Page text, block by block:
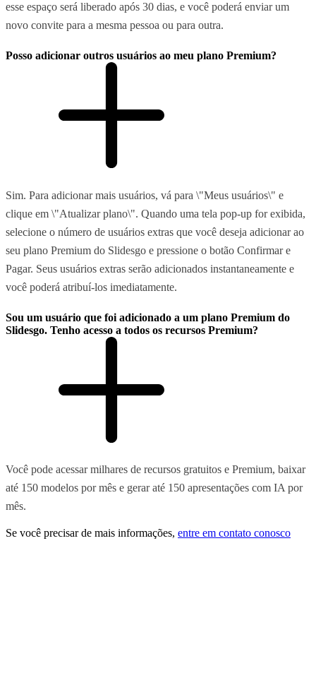
esse espaço será liberado após 30 dias, e você poderá enviar um
novo convite para a mesma pessoa ou para outra.
Posso adicionar outros usuários ao meu plano Premium?
Sim. Para adicionar mais usuários, vá para \"Meus usuários\" e
clique em \"Atualizar plano\". Quando uma tela pop-up for exibida,
selecione o número de usuários extras que você deseja adicionar ao
seu plano Premium do Slidesgo e pressione o botão Confirmar e
Pagar. Seus usuários extras serão adicionados instantaneamente e
você poderá atribuí-los imediatamente.
Sou um usuário que foi adicionado a um plano Premium do
Slidesgo. Tenho acesso a todos os recursos Premium?
Você pode acessar milhares de recursos gratuitos e Premium, baixar
até 150 modelos por mês e gerar até 150 apresentações com IA por
mês.
Se você precisar de mais informações, entre em contato conosco